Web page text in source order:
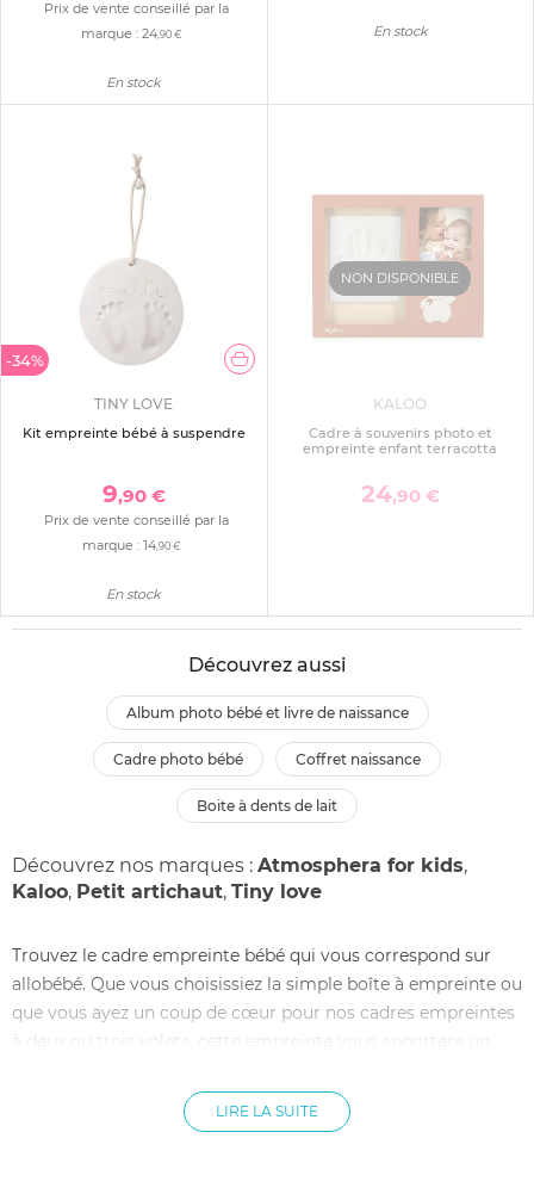
Prix de vente conseillé par la
marque : 24,90 €
En stock
En stock
-34%
TINY LOVE
Kit empreinte bébé à suspendre
9,90 €
Prix de vente conseillé par la
marque : 14,90 €
En stock
NON DISPONIBLE
KALOO
Cadre à souvenirs photo et
empreinte enfant terracotta
24,90 €
Découvrez aussi
album photo bébé et livre de naissance
cadre photo bébé coffret naissance
boite à dents de lait
Découvrez nos marques : Atmosphera for kids,
Kaloo, Petit artichaut, Tiny love
Trouvez le cadre empreinte bébé qui vous correspond sur
allobébé. Que vous choisissiez la simple boîte à empreinte ou
que vous ayez un coup de cœur pour nos cadres empreintes
à deux ou trois volets, cette empreinte vous apportera un
empreinte bébé est rapide et facile à réaliser. Grâce à un
mélange inoffensif pour votre bébé, vous obtiendrez
LIRE LA SUITE